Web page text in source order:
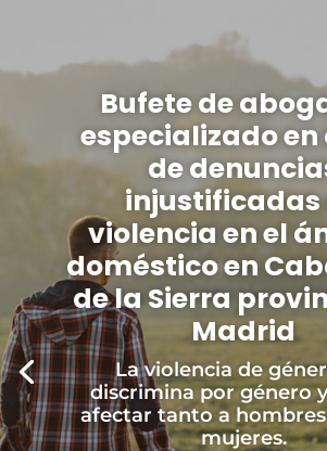
Bufete de
especializado en
de
injustificadas
violencia en el
doméstico en
de la Sierra
Madrid
La violencia de
discrimina por género
afectar tanto a
mujeres.